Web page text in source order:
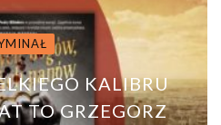
KALIBRU
TO GRZEGORZ